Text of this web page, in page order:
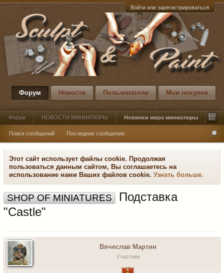
Войти или зарегистрироваться
Форум Новости Пользователи Мои покупки
Форум НОВОСТИ МИНИАТЮРЫ Новинки мира миниатюры
Поиск сообщений Последние сообщения
Этот сайт использует файлы cookie. Продолжая
пользоваться данным сайтом, Вы соглашаетесь на
использование нами Ваших файлов cookie. Узнать больше.
SHOP OF MINIATURES
Подставка
"Castle"
Вячеслав Мартин
Участник